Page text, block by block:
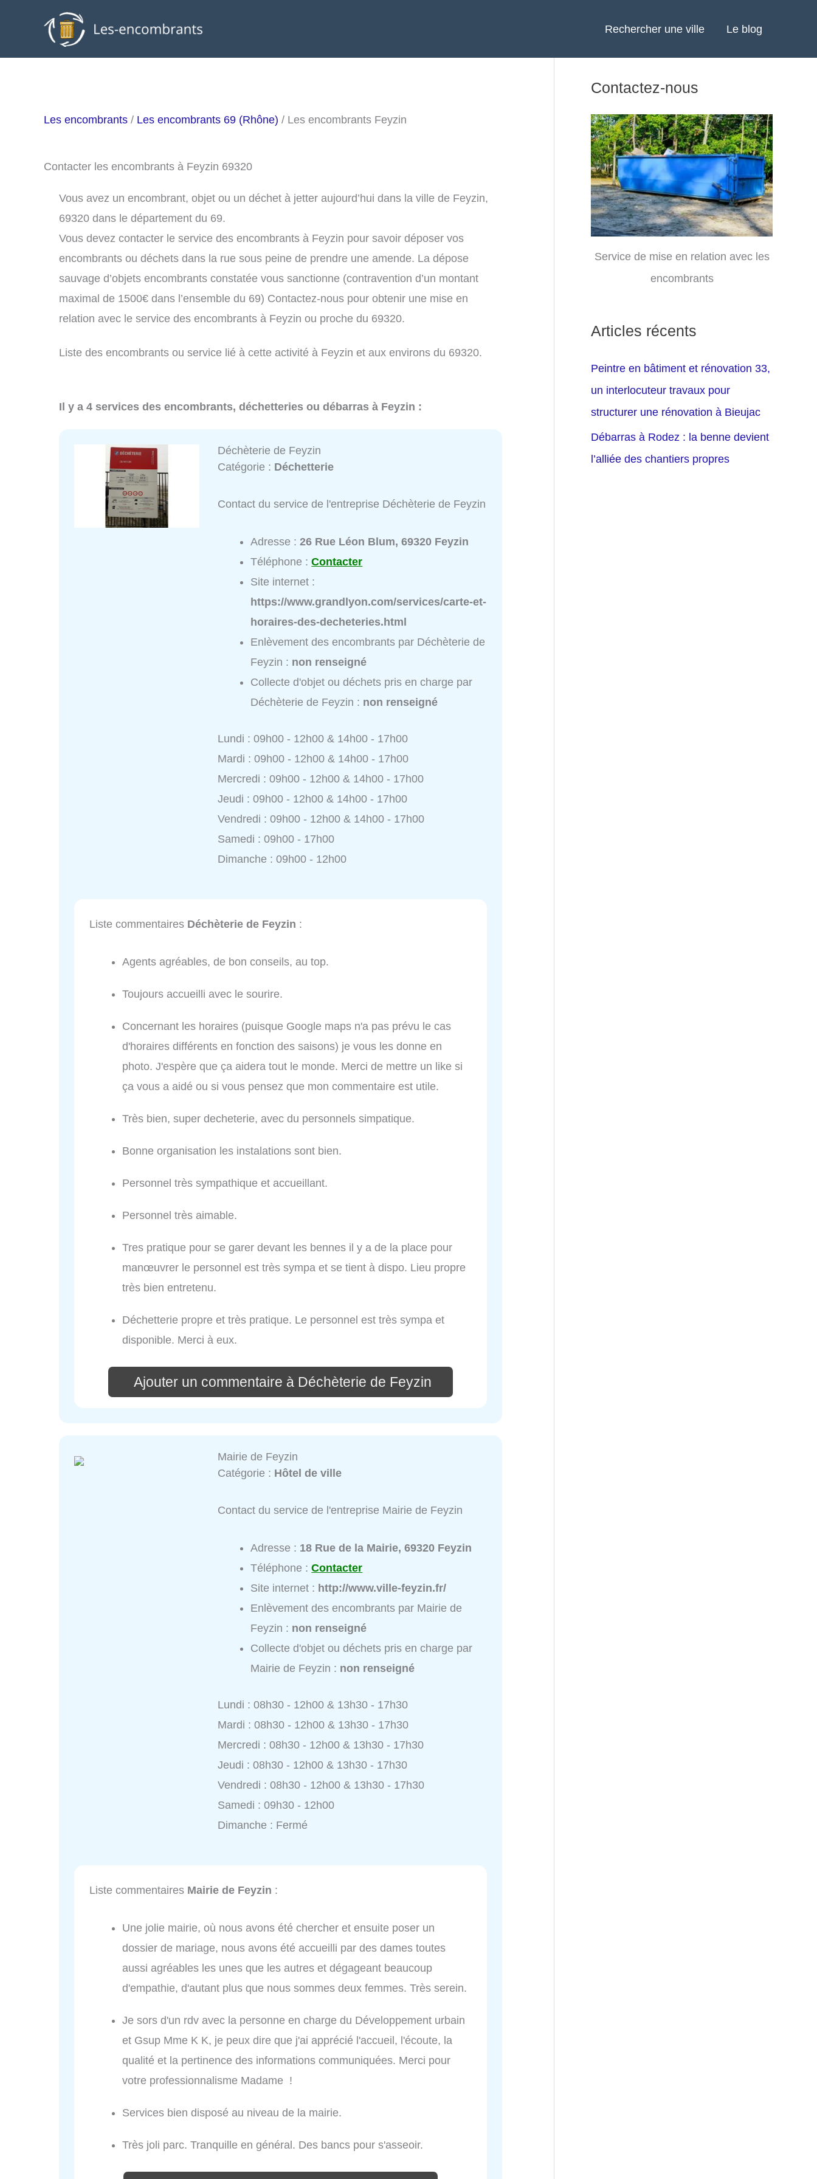
Rechercher une ville Le blog
Les encombrants / Les encombrants 69 (Rhône) / Les encombrants Feyzin
Contacter les encombrants à Feyzin 69320
Vous avez un encombrant, objet ou un déchet à jetter aujourd’hui dans la ville de Feyzin,
69320 dans le département du 69.
Vous devez contacter le service des encombrants à Feyzin pour savoir déposer vos
encombrants ou déchets dans la rue sous peine de prendre une amende. La dépose
sauvage d’objets encombrants constatée vous sanctionne (contravention d’un montant
maximal de 1500€ dans l’ensemble du 69) Contactez-nous pour obtenir une mise en
relation avec le service des encombrants à Feyzin ou proche du 69320.
Liste des encombrants ou service lié à cette activité à Feyzin et aux environs du 69320.
Il y a 4 services des encombrants, déchetteries ou débarras à Feyzin :
Déchèterie de Feyzin
Catégorie : Déchetterie
Contact du service de l'entreprise Déchèterie de Feyzin
Adresse :26 Rue Léon Blum, 69320 Feyzin
Téléphone :Contacter
Site internet :
https://www.grandlyon.com/services/carte-et-
horaires-des-decheteries.html
Enlèvement des encombrants par Déchèterie de
Feyzin : non renseigné
Collecte d'objet ou déchets pris en charge par
Déchèterie de Feyzin : non renseigné
Lundi : 09h00 - 12h00 & 14h00 - 17h00
Mardi : 09h00 - 12h00 & 14h00 - 17h00
Mercredi : 09h00 - 12h00 & 14h00 - 17h00
Jeudi : 09h00 - 12h00 & 14h00 - 17h00
Vendredi : 09h00 - 12h00 & 14h00 - 17h00
Samedi : 09h00 - 17h00
Dimanche : 09h00 - 12h00
Liste commentaires Déchèterie de Feyzin :
Agents agréables, de bon conseils, au top.
Toujours accueilli avec le sourire.
Concernant les horaires (puisque Google maps n'a pas prévu le cas
d'horaires différents en fonction des saisons) je vous les donne en
photo. J'espère que ça aidera tout le monde. Merci de mettre un like si
ça vous a aidé ou si vous pensez que mon commentaire est utile.
Très bien, super decheterie, avec du personnels simpatique.
Bonne organisation les instalations sont bien.
Personnel très sympathique et accueillant.
Personnel très aimable.
Tres pratique pour se garer devant les bennes il y a de la place pour
manœuvrer le personnel est très sympa et se tient à dispo. Lieu propre
très bien entretenu.
Déchetterie propre et très pratique. Le personnel est très sympa et
disponible. Merci à eux.
Ajouter un commentaire à Déchèterie de Feyzin
Mairie de Feyzin
Catégorie : Hôtel de ville
Contact du service de l'entreprise Mairie de Feyzin
Adresse : 18 Rue de la Mairie, 69320 Feyzin
Téléphone :Contacter
Site internet : http://www.ville-feyzin.fr/
Enlèvement des encombrants par Mairie de
Feyzin : non renseigné
Collecte d'objet ou déchets pris en charge par
Mairie de Feyzin : non renseigné
Lundi : 08h30 - 12h00 & 13h30 - 17h30
Mardi : 08h30 - 12h00 & 13h30 - 17h30
Mercredi : 08h30 - 12h00 & 13h30 - 17h30
Jeudi : 08h30 - 12h00 & 13h30 - 17h30
Vendredi : 08h30 - 12h00 & 13h30 - 17h30
Samedi : 09h30 - 12h00
Dimanche : Fermé
Liste commentaires Mairie de Feyzin :
Une jolie mairie, où nous avons été chercher et ensuite poser un
dossier de mariage, nous avons été accueilli par des dames toutes
aussi agréables les unes que les autres et dégageant beaucoup
d'empathie, d'autant plus que nous sommes deux femmes. Très serein.
Je sors d'un rdv avec la personne en charge du Développement urbain
et Gsup Mme K K, je peux dire que j'ai apprécié l'accueil, l'écoute, la
qualité et la pertinence des informations communiquées. Merci pour
votre professionnalisme Madame !
Services bien disposé au niveau de la mairie.
Très joli parc. Tranquille en général. Des bancs pour s'asseoir.
Contactez-nous
Service de mise en relation avec les
encombrants
Articles récents
Peintre en bâtiment et rénovation 33,
un interlocuteur travaux pour
structurer une rénovation à Bieujac
Débarras à Rodez : la benne devient
l’alliée des chantiers propres